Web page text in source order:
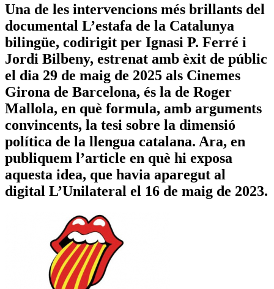
Una de les intervencions més brillants del
documental L’estafa de la Catalunya
bilingüe, codirigit per Ignasi P. Ferré i
Jordi Bilbeny, estrenat amb èxit de públic
el dia 29 de maig de 2025 als Cinemes
Girona de Barcelona, és la de Roger
Mallola, en què formula, amb arguments
convincents, la tesi sobre la dimensió
política de la llengua catalana. Ara, en
publiquem l’article en què hi exposa
aquesta idea, que havia aparegut al
digital L’Unilateral el 16 de maig de 2023.